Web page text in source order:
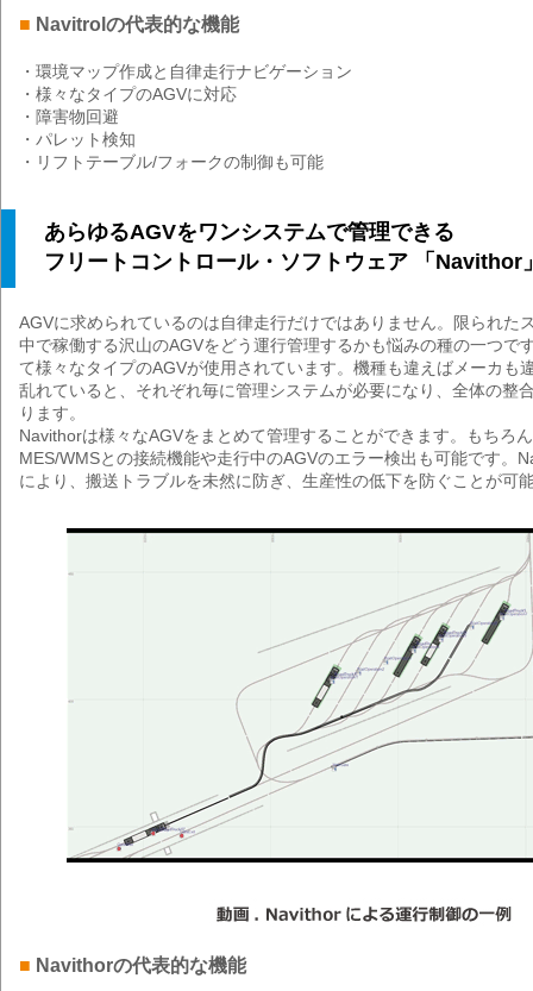
■ Navitrolの代表的な機能
・環境マップ作成と自律走行ナビゲーション
・様々なタイプのAGVに対応
・障害物回避
・パレット検知
・リフトテーブル/フォークの制御も可能
あらゆるAGVをワンシステムで管理できる
フリートコントロール・ソフトウェア 「Navithor
AGVに求められているのは自律走行だけではありません。限られた
中で稼働する沢山のAGVをどう運行管理するかも悩みの種の一つで
て様々なタイプのAGVが使用されています。機種も違えばメーカも
乱れていると、それぞれ毎に管理システムが必要になり、全体の整
ります。
Navithorは様々なAGVをまとめて管理することができます。もちろ
MES/WMSとの接続機能や走行中のAGVのエラー検出も可能です。
により、搬送トラブルを未然に防ぎ、生産性の低下を防ぐことが可
■ Navithorの代表的な機能